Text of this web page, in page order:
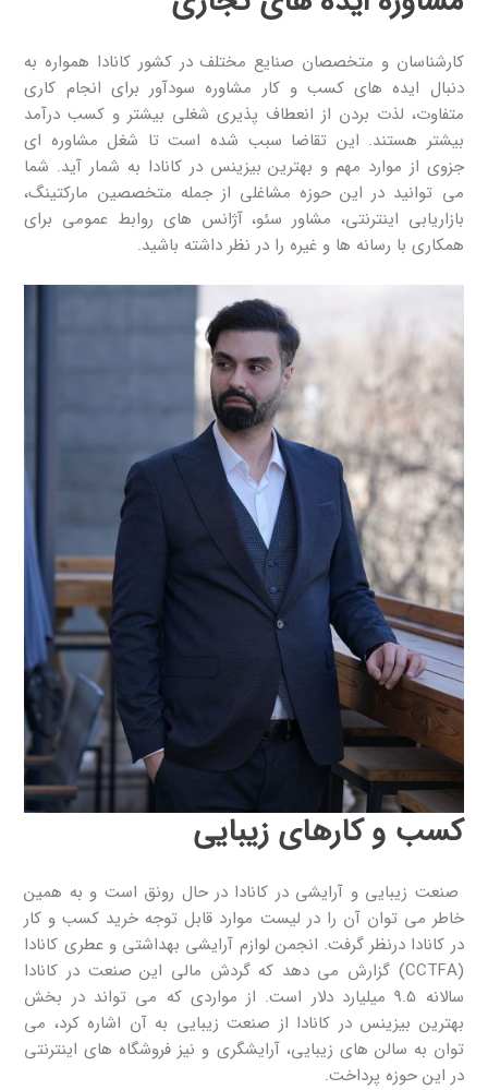
کارشناسان و متخصصان صنایع مختلف در کشور کانادا همواره به
دنبال ایده های کسب و کار مشاوره سودآور برای انجام کاری
متفاوت، لذت بردن از انعطاف پذیری شغلی بیشتر و کسب درآمد
بیشتر هستند. این تقاضا سبب شده است تا شغل مشاوره ای
جزوی از موارد مهم و بهترین بیزینس در کانادا به شمار آید. شما
می توانید در این حوزه مشاغلی از جمله متخصصین مارکتینگ،
بازاریابی اینترنتی، مشاور سئو، آژانس های روابط عمومی برای
همکاری با رسانه ها و غیره را در نظر داشته باشید.
کسب و کارهای زیبایی
صنعت زیبایی و آرایشی در کانادا در حال رونق است و به همین
خاطر می توان آن را در لیست موارد قابل توجه خرید کسب و کار
در کانادا درنظر گرفت. انجمن لوازم آرایشی بهداشتی و عطری کانادا
(CCTFA) گزارش می دهد که گردش مالی این صنعت در کانادا
سالانه 9.5 میلیارد دلار است. از مواردی که می تواند در بخش
بهترین بیزینس در کانادا از صنعت زیبایی به آن اشاره کرد، می
توان به سالن های زیبایی، آرایشگری و نیز فروشگاه های اینترنتی
در این حوزه پرداخت.